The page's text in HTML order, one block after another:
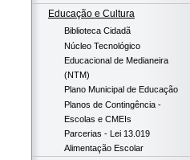
Educação e Cultura
Biblioteca Cidadã
Núcleo Tecnológico
Educacional de Medianeira
(NTM)
Plano Municipal de Educação
Planos de Contingência -
Escolas e CMEIs
Parcerias - Lei 13.019
Alimentação Escolar